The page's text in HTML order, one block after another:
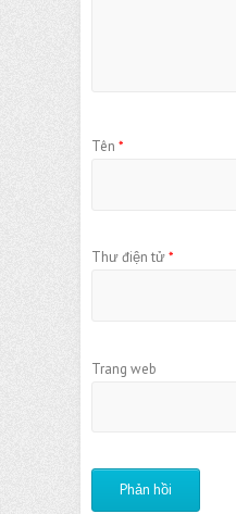
Tên *
Thư điện tử*
Trang web